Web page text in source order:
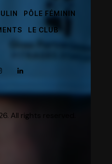
PÔLE FÉMININ
LE CLUB
All rights reserved.